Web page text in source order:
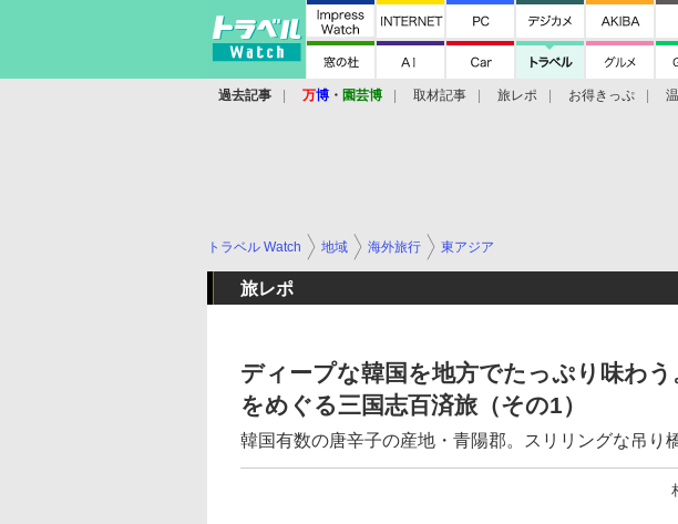
過去記事 万博 ・ 園芸博 取材記事 旅レポ お得きっぷ
トラベル Watch 地域 海外旅行 東アジア
旅レポ
ディープな韓国を地方でたっぷり味わう
をめぐる三国志百済旅（その1）
韓国有数の唐辛子の産地・青陽郡。スリリングな吊り